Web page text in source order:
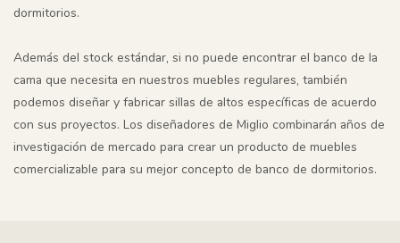
dormitorios.
Además del stock estándar, si no puede encontrar el banco de la
cama que necesita en nuestros muebles regulares, también
podemos diseñar y fabricar sillas de altos específicas de acuerdo
con sus proyectos. Los diseñadores de Miglio combinarán años de
investigación de mercado para crear un producto de muebles
comercializable para su mejor concepto de banco de dormitorios.